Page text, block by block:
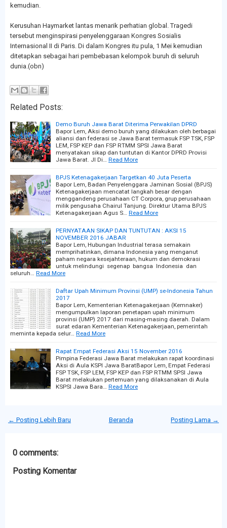
kemudian.
Kerusuhan Haymarket lantas menarik perhatian global. Tragedi
tersebut menginspirasi penyelenggaraan Kongres Sosialis
Internasional II di Paris. Di dalam Kongres itu pula, 1 Mei kemudian
ditetapkan sebagai hari pembebasan kelompok buruh di seluruh
dunia.(obn)
Related Posts:
Demo Buruh Jawa Barat Diterima Perwakilan DPRD
Bapor Lem, Aksi demo buruh yang dilakukan oleh berbagai
aliansi dan federasi se Jawa Barat termasuk FSP TSK, FSP
LEM, FSP KEP dan FSP RTMM SPSI Jawa Barat
menyatakan sikap dan tuntutan di Kantor DPRD Provisi
Jawa Barat. Jl Di… Read More
BPJS Ketenagakerjaan Targetkan 40 Juta Peserta
Bapor Lem, Badan Penyelenggara Jaminan Sosial (BPJS)
Ketenagakerjaan mencatat langkah besar dengan
menggandeng perusahaan CT Corpora, grup perusahaan
milik pengusaha Chairul Tanjung. Direktur Utama BPJS
Ketenagakerjaan Agus S… Read More
PERNYATAAN SIKAP DAN TUNTUTAN : AKSI 15
NOVEMBER 2016 JABAR
Bapor Lem, Hubungan Industrial terasa semakain
memprihatinkan, dimana Indonesia yang menganut
paham negara kesejahteraan, hukum dan demokrasi
untuk melindungi segenap bangsa Indonesia dan
seluruh… Read More
Daftar Upah Minimum Provinsi (UMP) se-Indonesia Tahun
2017
Bapor Lem, Kementerian Ketenagakerjaan (Kemnaker)
mengumpulkan laporan penetapan upah minimum
provinsi (UMP) 2017 dari masing-masing daerah. Dalam
surat edaran Kementerian Ketenagakerjaan, pemerintah
meminta kepada selur… Read More
Rapat Empat Federasi Aksi 15 November 2016
Pimpina Federasi Jawa Barat melakukan rapat koordinasi
Aksi di Aula KSPI Jawa BaratBapor Lem, Empat Federasi
FSP TSK, FSP LEM, FSP KEP dan FSP RTMM SPSI Jawa
Barat melakukan pertemuan yang dilaksanakan di Aula
KSPSI Jawa Bara… Read More
← Posting Lebih Baru Posting Lama →
Beranda
0 comments:
Posting Komentar